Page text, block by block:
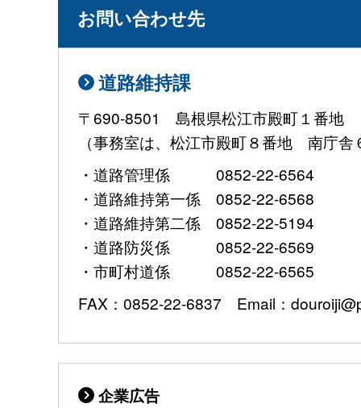
お問い合わせ先
道路維持課
〒690-8501 島根県松江市殿町１番地
（事務室は、松江市殿町８番地 南庁舎
・道路管理係 0852-22-6564
・道路維持第一係 0852-22-6568
・道路維持第二係 0852-22-5194
・道路防災係 0852-22-6569
・市町村道係 0852-22-6565
FAX：0852-22-6837 Email：
企業広告